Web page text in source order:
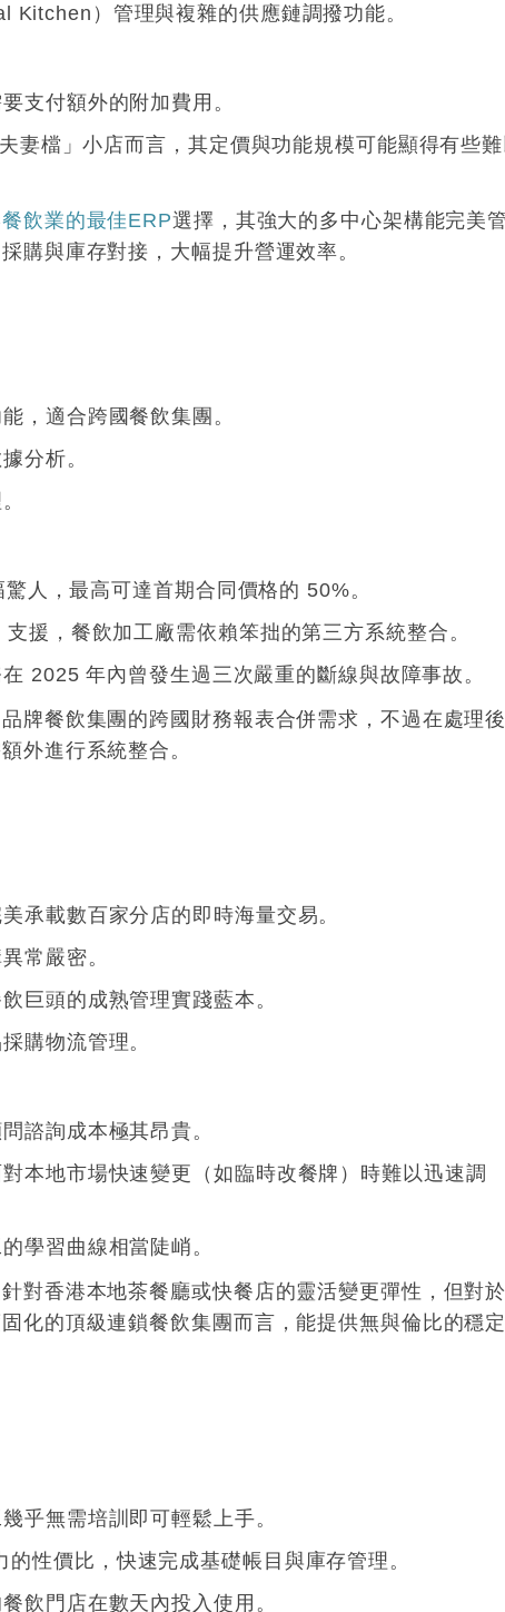
Kitchen）管理與複雜的供應鏈調撥功能。
支付額外的附加費用 。
妻檔」小店而言，其定價與功能規模可能顯得有些
餐飲業的最佳ERP選擇，其強大的多中心架構能完美
購與庫存對接，大幅提升營運效率。
，適合跨國餐飲集團 。
分析。
。
人，最高可達首期合同價格的 50%。
援，餐飲加工廠需依賴笨拙的第三方系統整合 。
2025 年內曾發生過三次嚴重的斷線與故障事故 。
品牌餐飲集團的跨國財務報表合併需求，不過在處理
外進行系統整合 。
承載數百家分店的即時海量交易。
常嚴密。
巨頭的成熟管理實踐藍本 。
購物流管理。
諮詢成本極其昂貴。
本地市場快速變更（如臨時改餐牌）時難以迅速調
學習曲線相當陡峭。
針對香港本地茶餐廳或快餐店的靈活變更彈性，但對
化的頂級連鎖餐飲集團而言，能提供無與倫比的穩
乎無需培訓即可輕鬆上手。
性價比，快速完成基礎帳目與庫存管理 。
飲門店在數天內投入使用 。